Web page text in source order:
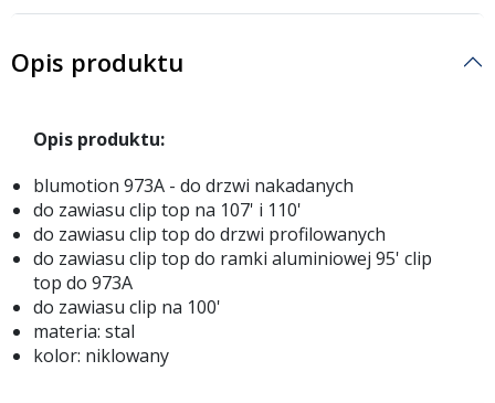
Opis produktu
Opis produktu:
blumotion 973A - do drzwi nakadanych
do zawiasu clip top na 107' i 110'
do zawiasu clip top do drzwi profilowanych
do zawiasu clip top do ramki aluminiowej 95' clip
top do 973A
do zawiasu clip na 100'
materia: stal
kolor: niklowany